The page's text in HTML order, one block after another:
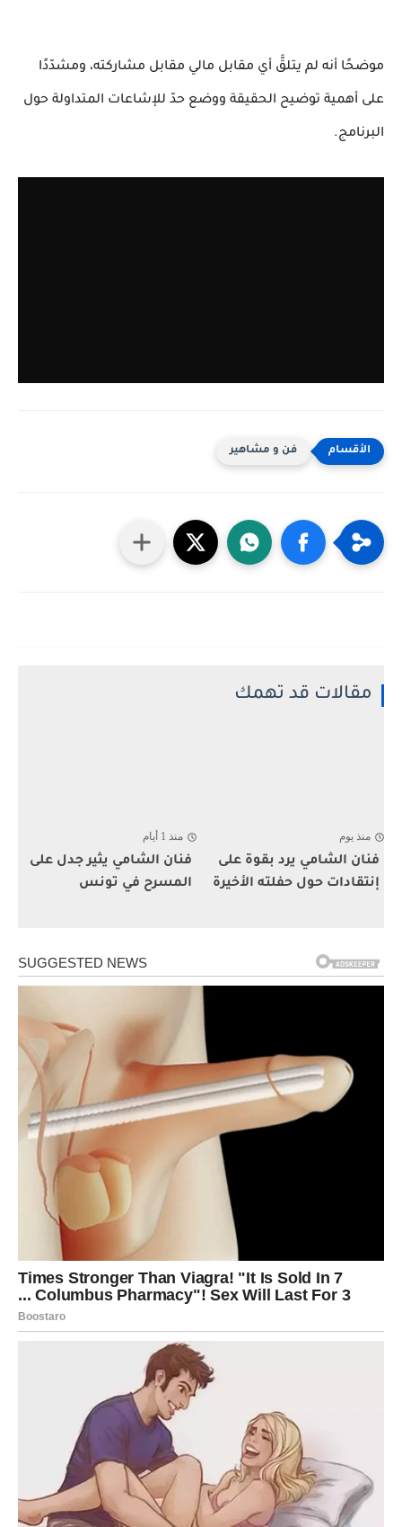
موضحًا أنه لم يتلقَّ أي مقابل مالي مقابل مشاركته، ومشدّدًا
على أهمية توضيح الحقيقة ووضع حدّ للإشاعات المتداولة حول
البرنامج.
فن و مشاهير
مقالات قد تهمك
منذ يوم
فنان الشامي يرد بقوة على
إنتقادات حول حفلته الأخيرة
منذ 1 أيام
فنان الشامي يثير جدل على
المسرح في تونس